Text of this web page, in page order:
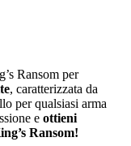
Ransom per
, caratterizzata da
per qualsiasi arma
e ottieni
Ransom!